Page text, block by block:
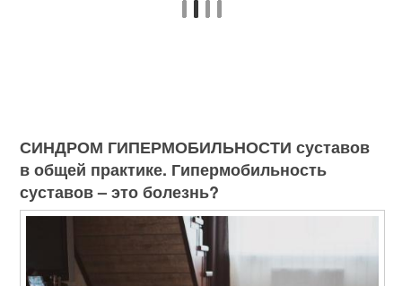
СИНДРОМ ГИПЕРМОБИЛЬНОСТИ суставов
в общей практике. Гипермобильность
суставов – это болезнь?